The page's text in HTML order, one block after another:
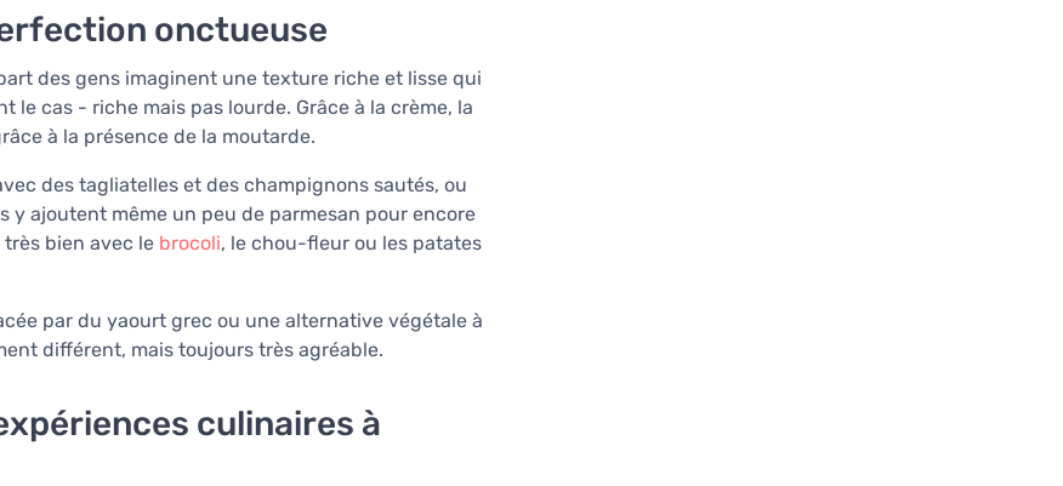
onctueuse
des gens imaginent une texture riche et lisse qui
le cas - riche mais pas lourde. Grâce à la crème, la
à la présence de la moutarde.
des tagliatelles et des champignons sautés, ou
y ajoutent même un peu de parmesan pour encore
bien avec le brocoli, le chou-fleur ou les patates
par du yaourt grec ou une alternative végétale à
différent, mais toujours très agréable.
culinaires à